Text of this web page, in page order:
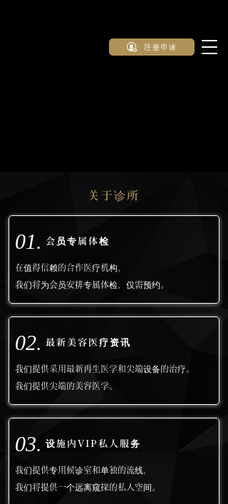
注册申请
关于诊所
01. 会员专属体检
在值得信赖的合作医疗机构，
我们将为会员安排专属体检，仅需预约。
02. 最新美容医疗资讯
我们提供采用最新再生医学和尖端设备的治疗。
我们提供尖端的美容医学。
03. 设施内VIP私人服务
我们提供专用候诊室和单独的流线，
我们将提供一个远离窥探的私人空间。